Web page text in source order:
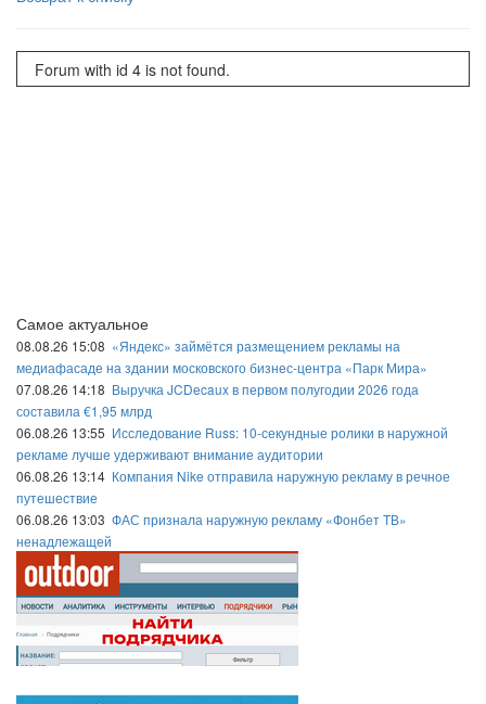
Forum with id 4 is not found.
Самое актуальное
08.08.26 15:08 «Яндекс» займётся размещением рекламы на
медиафасаде на здании московского бизнес-центра «Парк Мира»
07.08.26 14:18 Выручка JCDecaux в первом полугодии 2026 года
составила €1,95 млрд
06.08.26 13:55 Исследование Russ: 10-секундные ролики в наружной
рекламе лучше удерживают внимание аудитории
06.08.26 13:14 Компания Nike отправила наружную рекламу в речное
путешествие
06.08.26 13:03 ФАС признала наружную рекламу «Фонбет ТВ»
ненадлежащей